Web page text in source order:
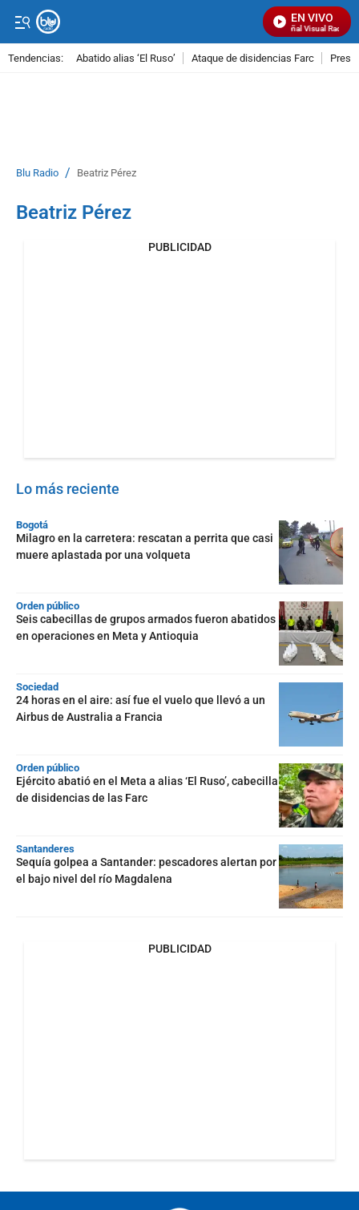
EN VIVO
Señal Visual Radio
Tendencias: Abatido alias ‘El Ruso’ Ataque de disidencias Farc
Blu Radio / Beatriz Pérez
Beatriz Pérez
PUBLICIDAD
Lo más reciente
Bogotá
Milagro en la carretera: rescatan a perrita que casi
muere aplastada por una volqueta
Orden público
Seis cabecillas de grupos armados fueron abatidos
en operaciones en Meta y Antioquia
Sociedad
24 horas en el aire: así fue el vuelo que llevó a un
Airbus de Australia a Francia
Orden público
Ejército abatió en el Meta a alias ‘El Ruso’, cabecilla
de disidencias de las Farc
Santanderes
Sequía golpea a Santander: pescadores alertan por
el bajo nivel del río Magdalena
PUBLICIDAD